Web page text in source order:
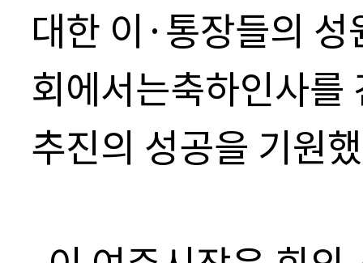
대한 이 ·통장들의
회에서는축하인사를
추진의 성공을 기원